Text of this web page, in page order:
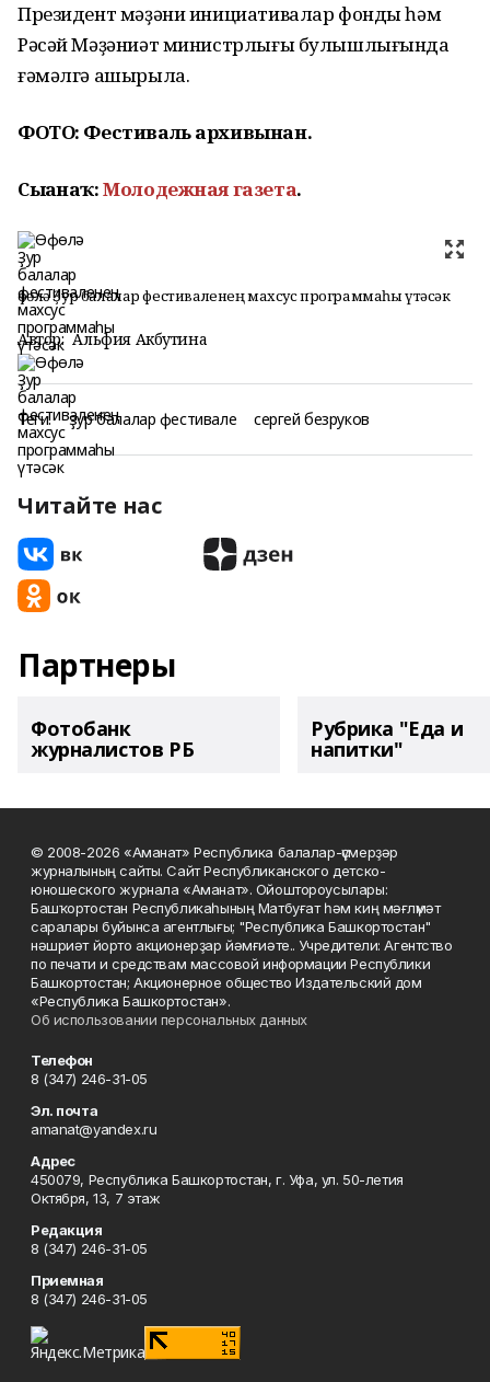
Президент мәҙәни инициативалар фонды һәм
Рәсәй Мәҙәниәт министрлығы булышлығында
ғәмәлгә ашырыла.
ФОТО: Фестиваль архивынан.
Сығанаҡ:Молодежная газета.
Өфөлә Ҙур балалар фестиваленең махсус программаһы үтәсәк
Автор: Альфия Акбутина
Теги: ҙур балалар фестивале сергей безруков
Читайте нас
Партнеры
Фотобанк
журналистов РБ
Рубрика "Еда и
напитки"
© 2008-2026 «Аманат» Республика балалар-үҫмерҙәр
журналының сайты. Сайт Республиканского детско-
юношеского журнала «Аманат». Ойоштороусылары:
Башҡортостан Республикаһының Матбуғат һәм киң мәғлүмәт
саралары буйынса агентлығы; "Республика Башкортостан"
нәшриәт йорто акционерҙар йәмғиәте.. Учредители: Агентство
по печати и средствам массовой информации Республики
Башкортостан; Акционерное общество Издательский дом
«Республика Башкортостан».
Об использовании персональных данных
Телефон
8 (347) 246-31-05
Эл. почта
amanat@yandex.ru
Адрес
450079, Республика Башкортостан, г. Уфа, ул. 50-летия
Октября, 13, 7 этаж
Редакция
8 (347) 246-31-05
Приемная
8 (347) 246-31-05